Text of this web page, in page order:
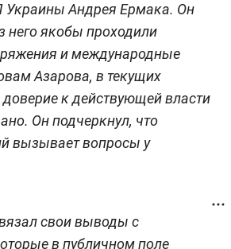
Украины Андрея Ермака. Он
него якобы проходили
и международные
Азарова, в текущих
доверие к действующей власти
Он подчеркнул, что
вызывает вопросы у
свои выводы с
в публичном поле